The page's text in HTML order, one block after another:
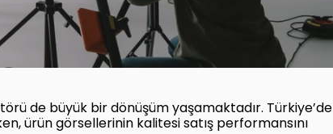
de büyük bir dönüşüm yaşamaktadır. Türkiye’de
ürün görsellerinin kalitesi satış performansını